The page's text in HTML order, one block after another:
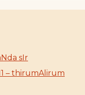
sIr
– thirumAlirum